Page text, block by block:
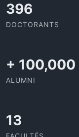
432
DOCTORANTS
+ 100,000
ALUMNI
13